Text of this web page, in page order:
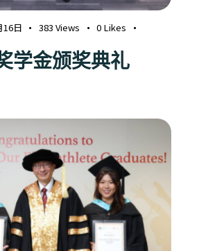
16日 383 Views 0 Likes
学金颁奖典礼